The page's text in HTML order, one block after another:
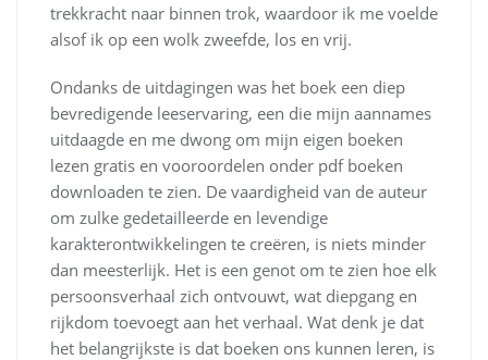
trekkracht naar binnen trok, waardoor ik me voelde
alsof ik op een wolk zweefde, los en vrij.
Ondanks de uitdagingen was het boek een diep
bevredigende leeservaring, een die mijn aannames
uitdaagde en me dwong om mijn eigen boeken
lezen gratis en vooroordelen onder pdf boeken
downloaden te zien. De vaardigheid van de auteur
om zulke gedetailleerde en levendige
karakterontwikkelingen te creëren, is niets minder
dan meesterlijk. Het is een genot om te zien hoe elk
persoonsverhaal zich ontvouwt, wat diepgang en
rijkdom toevoegt aan het verhaal. Wat denk je dat
het belangrijkste is dat boeken ons kunnen leren, is